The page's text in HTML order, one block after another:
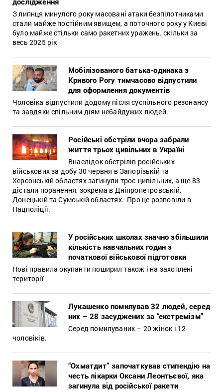
З липнця минулого року масовані атаки безпілотниками
стали майже постійним явищем, а поточного року у Києві
було майже стільки само ракетних уражень, скільки за
весь 2025 рік
Мобілізованого батька-одинака з
Кривого Рогу тимчасово відпустили
для оформлення документів
Чоловіка відпустили додому після суспільного резонансу
та завдяки спільним діям небайдужих людей.
Російські обстріли вчора забрали
життя трьох цивільних в Україні
Внаслідок обстрілів російських
військових за добу 30 червня в Запорізькій та
Херсонській областях загинули троє цивільних, а ще 83
дістали поранення, зокрема в Дніпропетровській,
Донецькій та Сумській областях. Про це розповіли в
Нацполіції.
У російських школах значно збільшили
кількість навчальних годин з
початкової військової підготовки
Нові правила окупанти поширил також і на захоплені
території
Лукашенко помилував 32 людей, серед
них – 28 засуджених за “екстремізм”
Серед помилуваних – 20 жінок і 12
чоловіків.
“Охматдит” започаткував стипендію на
честь лікарки Оксани Леонтьєвої, яка
загинула від російської ракети